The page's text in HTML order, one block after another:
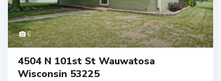
6
4504 N 101st St Wauwatosa
Wisconsin 53225